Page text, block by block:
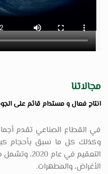
مجالاتنا
انتاج فعال و مستدام قائم على
في القطاع الصناعي تقدم أجما
وكذلك كل ما سبق بأحجام
التعقيم في
الأغراض، والمطهرات.